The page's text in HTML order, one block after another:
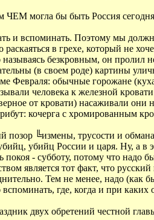
могла бы быть Россия
и вспоминать. Поэтому мы
в грехе, который не
безкровным, он пролил
(в своем роде) картины
Февраля: обычные горожане
человека к железной
от кровати) насаживали
кочерга с хромированным
позор ╚измены, трусости и
убийц России и царя. Ну, а в
- субботу, потому что надо
является тот факт, что
Тем не менее, надо
где, когда и при каких
двух обретений честной